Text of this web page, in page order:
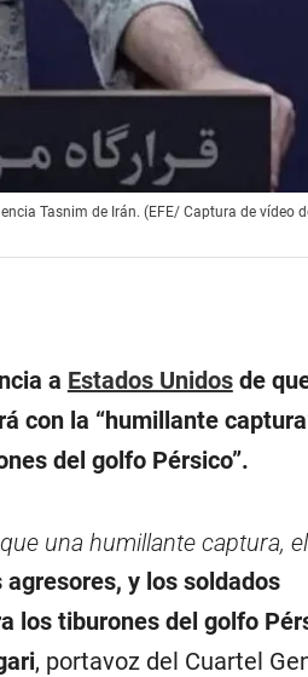
Tasnim de Irán. (EFE/ Captura de vídeo
a Estados Unidosde
con la “humillante
del golfo Pérsico”.
una humillante captura, el
y los soldados
los tiburones del golfo
, portavoz del Cuartel